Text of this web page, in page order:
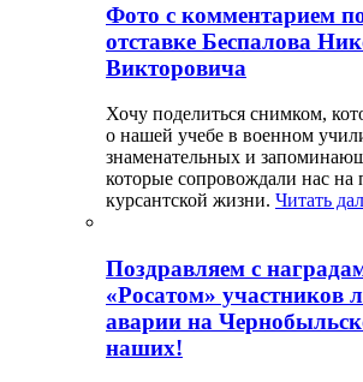
Фото с комментарием
отставке Беспалова
Викторовича
Хочу поделиться снимком,
о нашей учебе в военном
знаменательных и
которые сопровождали нас на
курсантской жизни. Читать
Поздравляем с
«Росатом» участников
аварии на
наших!